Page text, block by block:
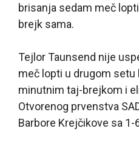
brisanja sedam meč
brejk sama.
Tejlor Taunsend nije
meč lopti u drugom setu
minutnim taj-brejkom i
Otvorenog prvenstva
Barbore Krejčikove sa 1-